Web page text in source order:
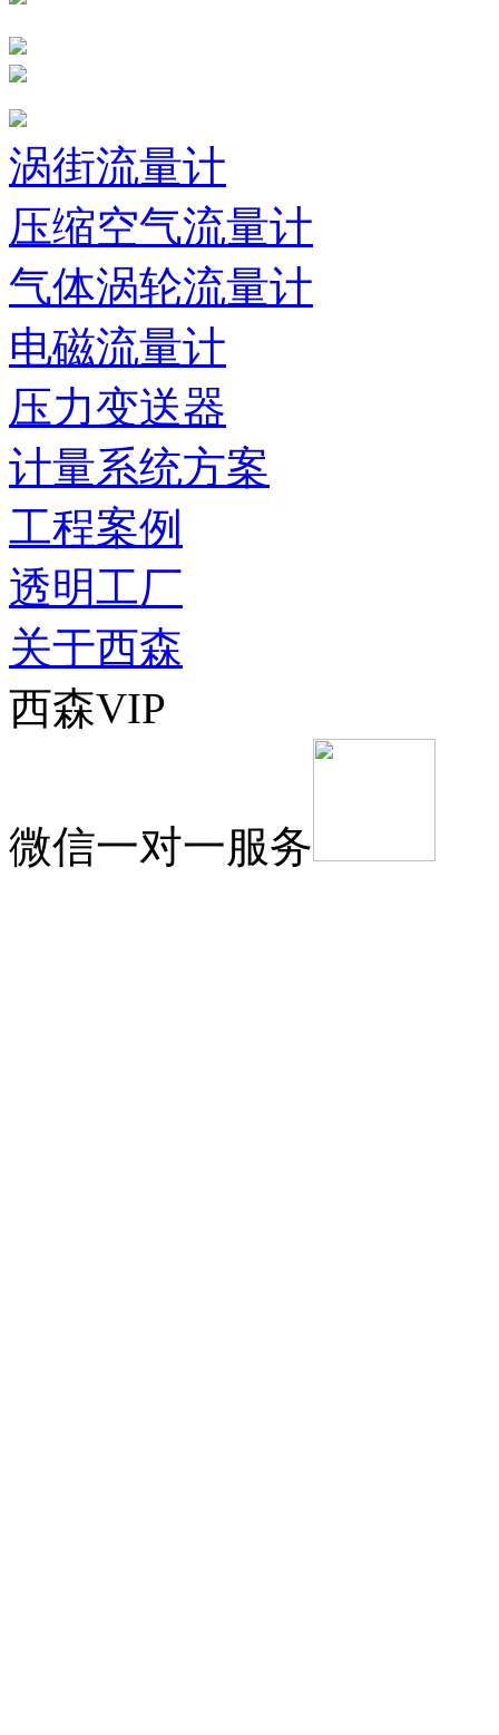
涡街流量计
压缩空气流量计
气体涡轮流量计
电磁流量计
压力变送器
计量系统方案
工程案例
透明工厂
关于西森
西森VIP
微信一对一服务